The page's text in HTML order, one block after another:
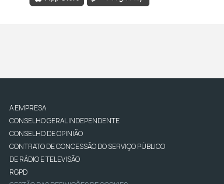
A EMPRESA
CONSELHO GERAL INDEPENDENTE
CONSELHO DE OPINIÃO
CONTRATO DE CONCESSÃO DO SERVIÇO PÚBLICO
DE RÁDIO E TELEVISÃO
RGPD